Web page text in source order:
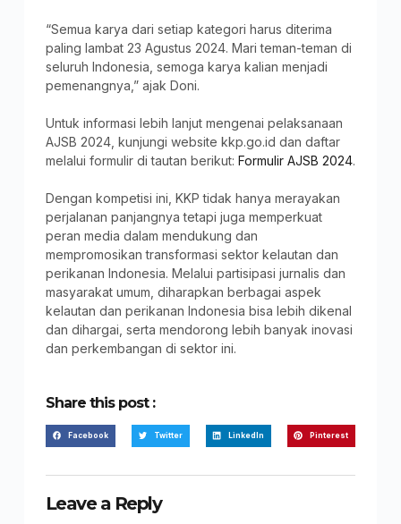
“Semua karya dari setiap kategori harus diterima
paling lambat 23 Agustus 2024. Mari teman-teman di
seluruh Indonesia, semoga karya kalian menjadi
pemenangnya,” ajak Doni.
Untuk informasi lebih lanjut mengenai pelaksanaan
AJSB 2024, kunjungi website kkp.go.id dan daftar
melalui formulir di tautan berikut: Formulir AJSB 2024.
Dengan kompetisi ini, KKP tidak hanya merayakan
perjalanan panjangnya tetapi juga memperkuat
peran media dalam mendukung dan
mempromosikan transformasi sektor kelautan dan
perikanan Indonesia. Melalui partisipasi jurnalis dan
masyarakat umum, diharapkan berbagai aspek
kelautan dan perikanan Indonesia bisa lebih dikenal
dan dihargai, serta mendorong lebih banyak inovasi
dan perkembangan di sektor ini.
Share this post :
Facebook Twitter LinkedIn Pinterest
Leave a Reply